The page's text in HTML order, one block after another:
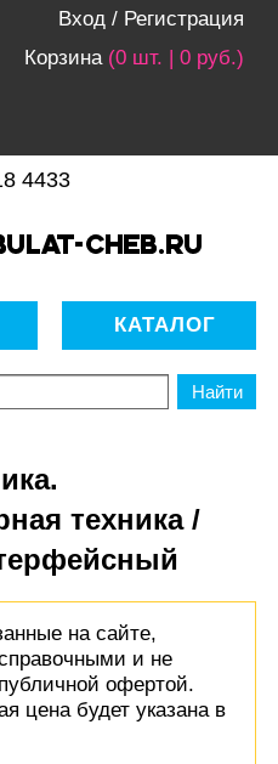
Вход / Регистрация
Корзина (0 шт. | 0 руб.)
копировально-
техники
4433
КАТАЛОГ
техника /
на сайте,
и не
офертой.
цена будет указана в